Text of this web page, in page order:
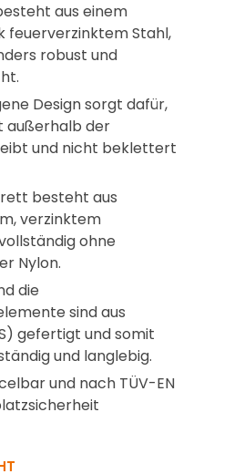
aus einem
feuerverzinktem Stahl,
robust und
Design sorgt dafür,
außerhalb der
und nicht beklettert
besteht aus
verzinktem
ohne
Nylon.
die
sind aus
gefertigt und somit
und langlebig.
und nach TÜV-EN